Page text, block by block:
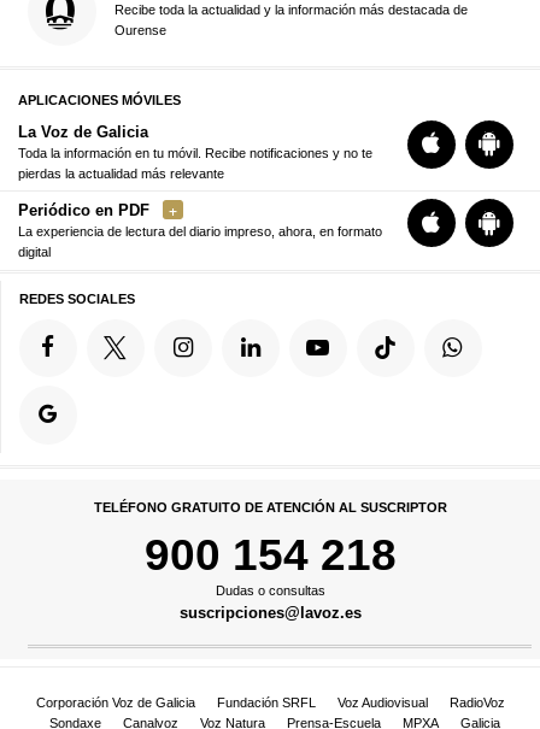
Recibe toda la actualidad y la información más destacada de
Ourense
APLICACIONES MÓVILES
La Voz de Galicia
Toda la información en tu móvil. Recibe notificaciones y no te
pierdas la actualidad más relevante
Periódico en PDF
La experiencia de lectura del diario impreso, ahora, en formato
digital
REDES SOCIALES
TELÉFONO GRATUITO DE ATENCIÓN AL SUSCRIPTOR
900 154 218
Dudas o consultas
suscripciones@lavoz.es
Corporación Voz de Galicia Fundación SRFL Voz Audiovisual
RadioVoz
Sondaxe
Canalvoz Voz Natura Prensa-Escuela MPXA Galicia